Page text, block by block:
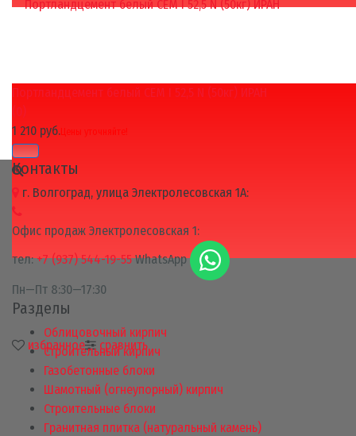
избранное сравнить
избранное сравнить
Портландцемент белый CEM I 52,5 N (50кг) ИРАН
(0)
1 210 руб.Цены уточняйте!
Контакты
г. Волгоград, улица Электролесовская 1А:
Офис продаж Электролесовская 1:
тел:+7 (937) 544-19-55WhatsApp
Пн—Пт 8:30—17:30
Разделы
Облицовочный кирпич
Строительный кирпич
Газобетонные блоки
Шамотный (огнеупорный) кирпич
Строительные блоки
Гранитная плитка (натуральный камень)